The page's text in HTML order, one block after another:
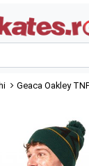
Geaca Oakley